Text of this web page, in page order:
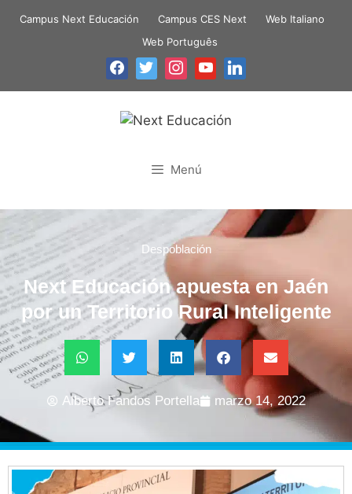
Campus Next Educación Campus CES Next
Web Italiano
Web Português
Menú
Despoblación
Next Educación apuesta en Jaén
por un Territorio Rural Inteligente
Alberto Fandos Portella marzo 14, 2022